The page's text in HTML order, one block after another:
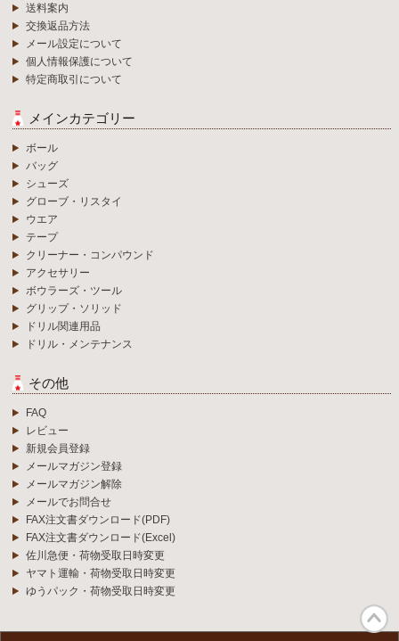
送料案内
交換返品方法
メール設定について
個人情報保護について
特定商取引について
メインカテゴリー
ボール
バッグ
シューズ
グローブ・リスタイ
ウエア
テープ
クリーナー・コンパウンド
アクセサリー
ボウラーズ・ツール
グリップ・ソリッド
ドリル関連用品
ドリル・メンテナンス
その他
FAQ
レビュー
新規会員登録
メールマガジン登録
メールマガジン解除
メールでお問合せ
FAX注文書ダウンロード(PDF)
FAX注文書ダウンロード(Excel)
佐川急便・荷物受取日時変更
ヤマト運輸・荷物受取日時変更
ゆうパック・荷物受取日時変更